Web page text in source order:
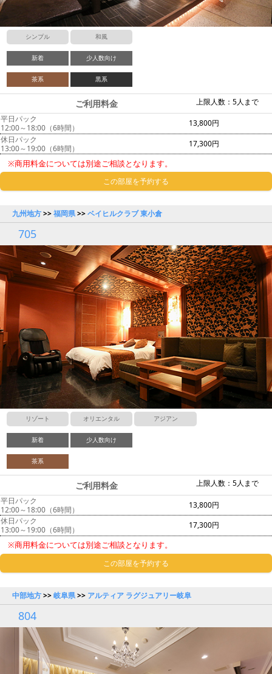
シンプル 和風
新着 少人数向け
茶系 黒系
上限人数：5人まで
ご利用料金
平日パック
12:00～18:00（6時間）
13,800円
休日パック
13:00～19:00（6時間）
17,300円
※商用料金については別途ご相談となります。
この部屋を予約する
九州地方>>福岡県>>ベイヒルクラブ 東小倉
705
リゾート オリエンタル アジアン
新着 少人数向け
茶系
上限人数：5人まで
ご利用料金
平日パック
12:00～18:00（6時間）
13,800円
休日パック
13:00～19:00（6時間）
17,300円
※商用料金については別途ご相談となります。
この部屋を予約する
中部地方>>岐阜県>> アルティア ラグジュアリー岐阜
804